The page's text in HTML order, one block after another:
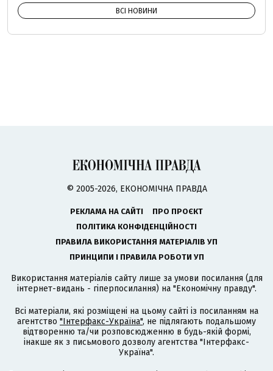
ВСІ НОВИНИ
© 2005-2026, ЕКОНОМІЧНА ПРАВДА
РЕКЛАМА НА САЙТІ
ПРО ПРОЄКТ
ПОЛІТИКА КОНФІДЕНЦІЙНОСТІ
ПРАВИЛА ВИКОРИСТАННЯ МАТЕРІАЛІВ УП
ПРИНЦИПИ І ПРАВИЛА РОБОТИ УП
Використання матеріалів сайту лише за умови посилання (для
інтернет-видань - гіперпосилання) на "Економічну правду".
Всі матеріали, які розміщені на цьому сайті із посиланням на
агентство "Інтерфакс-Україна", не підлягають подальшому
відтворенню та/чи розповсюдженню в будь-якій формі,
інакше як з письмового дозволу агентства "Інтерфакс-
Україна".